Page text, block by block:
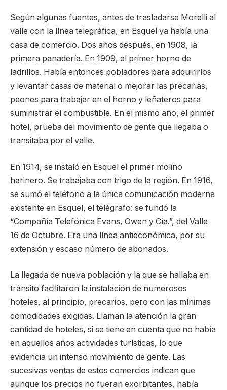
Según algunas fuentes, antes de trasladarse Morelli al
valle con la línea telegráfica, en Esquel ya había una
casa de comercio. Dos años después, en 1908, la
primera panadería. En 1909, el primer horno de
ladrillos. Había entonces pobladores para adquirirlos
y levantar casas de material o mejorar las precarias,
peones para trabajar en el horno y leñateros para
suministrar el combustible. En el mismo año, el primer
hotel, prueba del movimiento de gente que llegaba o
transitaba por el valle.
En 1914, se instaló en Esquel el primer molino
harinero. Se trabajaba con trigo de la región. En 1916,
se sumó el teléfono a la única comunicación moderna
existente en Esquel, el telégrafo: se fundó la
“Compañía Telefónica Evans, Owen y Cía.”, del Valle
16 de Octubre. Era una línea antieconómica, por su
extensión y escaso número de abonados.
La llegada de nueva población y la que se hallaba en
tránsito facilitaron la instalación de numerosos
hoteles, al principio, precarios, pero con las mínimas
comodidades exigidas. Llaman la atención la gran
cantidad de hoteles, si se tiene en cuenta que no había
en aquellos años actividades turísticas, lo que
evidencia un intenso movimiento de gente. Las
sucesivas ventas de estos comercios indican que
aunque los precios no fueran exorbitantes, había